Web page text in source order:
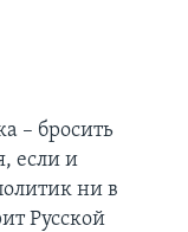
– бросить
если и
ни в
Русской